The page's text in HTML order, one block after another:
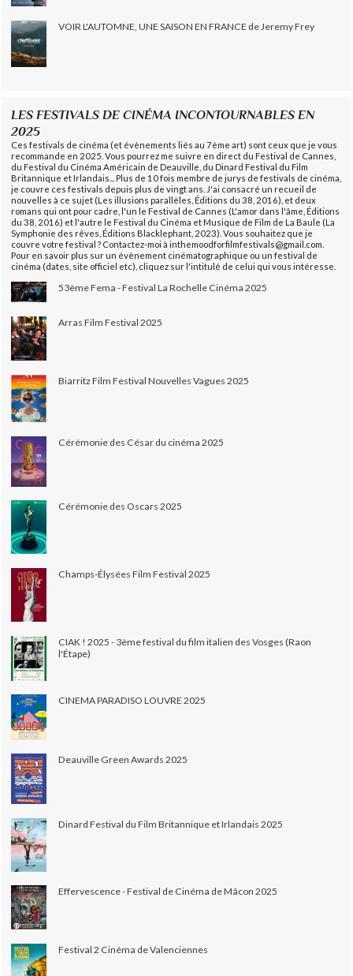
VOIR L'AUTOMNE, UNE SAISON EN FRANCE de Jeremy Frey
LES FESTIVALS DE CINÉMA INCONTOURNABLES EN
2025
Ces festivals de cinéma (et évènements liés au 7ème art) sont ceux que je vous
recommande en 2025. Vous pourrez me suivre en direct du Festival de Cannes,
du Festival du Cinéma Américain de Deauville, du Dinard Festival du Film
Britannique et Irlandais... Plus de 10 fois membre de jurys de festivals de cinéma,
je couvre ces festivals depuis plus de vingt ans. J'ai consacré un recueil de
nouvelles à ce sujet (Les illusions parallèles, Éditions du 38, 2016), et deux
romans qui ont pour cadre, l'un le Festival de Cannes (L'amor dans l'âme, Éditions
du 38, 2016) et l'autre le Festival du Cinéma et Musique de Film de La Baule (La
Symphonie des rêves, Éditions Blacklephant, 2023). Vous souhaitez que je
couvre votre festival ? Contactez-moi à inthemoodforfilmfestivals@gmail.com.
Pour en savoir plus sur un évènement cinématographique ou un festival de
cinéma (dates, site officiel etc), cliquez sur l'intitulé de celui qui vous intéresse.
53ème Fema - Festival La Rochelle Cinéma 2025
Arras Film Festival 2025
Biarritz Film Festival Nouvelles Vagues 2025
Cérémonie des César du cinéma 2025
Cérémonie des Oscars 2025
Champs-Élysées Film Festival 2025
CIAK ! 2025 - 3ème festival du film italien des Vosges (Raon
l'Étape)
CINEMA PARADISO LOUVRE 2025
Deauville Green Awards 2025
Dinard Festival du Film Britannique et Irlandais 2025
Effervescence - Festival de Cinéma de Mâcon 2025
Festival 2 Cinéma de Valenciennes